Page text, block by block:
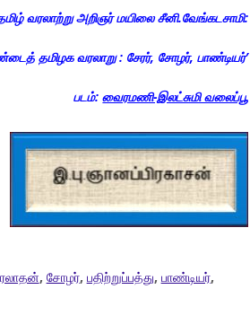
வரலாற்று அறிஞர் மயிலை சீனி.வேங்கடசாமி:
தமிழக வரலாறு : சேரர், சோழர்,பாண்டியர்’
படம்:வைரமணி-இலட்சுமி வலைப்பூ
, சோழர், பதிற்றுப்பத்து, பாண்டியர்,